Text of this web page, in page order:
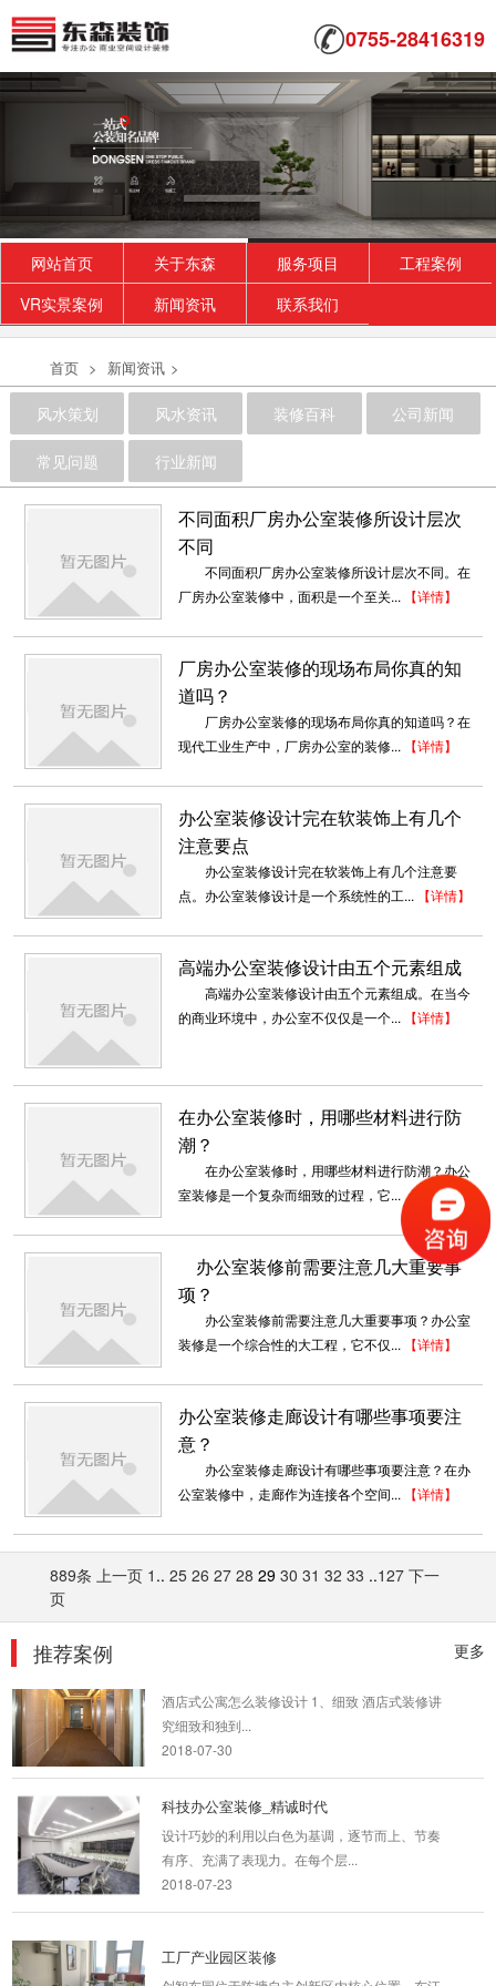
0755-28416319
网站首页 关于东森 服务项目
工程案例
VR实景案例
新闻资讯 联系我们
首页 > 新闻资讯 >
风水策划 风水资讯 装修百科 公司新闻
常见问题 行业新闻
不同面积厂房办公室装修所设计层次
不同
不同面积厂房办公室装修所设计层次不同。在
厂房办公室装修中，面积是一个至关... 【详情】
厂房办公室装修的现场布局你真的知
道吗？
厂房办公室装修的现场布局你真的知道吗？在
现代工业生产中，厂房办公室的装修... 【详情】
办公室装修设计完在软装饰上有几个
注意要点
办公室装修设计完在软装饰上有几个注意要
点。办公室装修设计是一个系统性的工... 【详情】
高端办公室装修设计由五个元素组成
高端办公室装修设计由五个元素组成。在当今
的商业环境中，办公室不仅仅是一个... 【详情】
在办公室装修时，用哪些材料进行防
潮？
在办公室装修时，用哪些材料进行防潮？办公
室装修是一个复杂而细致的过程，它... 【详情】
办公室装修前需要注意几大重要事
项？
办公室装修前需要注意几大重要事项？办公室
装修是一个综合性的大工程，它不仅... 【详情】
办公室装修走廊设计有哪些事项要注
意？
办公室装修走廊设计有哪些事项要注意？在办
公室装修中，走廊作为连接各个空间... 【详情】
889条 上一页 1 .. 25 26 27 28 29 30 31 32 33 ..127 下一
页
更多
推荐案例
工厂产业园区装修
创智东园位于陈塘自主创新区内核心位置，东江
2018-06-21
创意办公室装修_盛世嘉创
本案设计针对个体的现代办公模式，定制出适合
深圳工厂装修案例展示
深圳装修设计为什么要选深圳东森装饰公司？
2、深圳东森装饰是标准化...
2018-07-30
岷江文业 商务风
现代商务风中又讲究简洁，体现公司严谨的文
2019-11-04
其行业性质决定了它在办公室装修方面注定要与
光怪陆离的设计和色彩纷呈的搭...
2018-08-29
办公室设计装修_大运软件小镇
的叙述性、空间功能上的节点性、空...
酒店式公寓怎么装修设计 1、细致 酒店式装修讲
究细致和独到...
2018-07-30
科技办公室装修_精诚时代
设计巧妙的利用以白色为基调，逐节而上、节奏
有序、充满了表现力。在每个层...
2018-07-23
工厂产业园区装修
创智东园位于陈塘自主创新区内核心位置，东江